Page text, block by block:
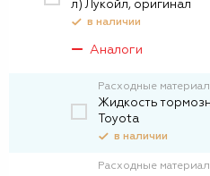
л) Лукойл, оригинал
в наличии
Аналоги
Расходные
Жидкость
Toyota
в наличии
Расходные